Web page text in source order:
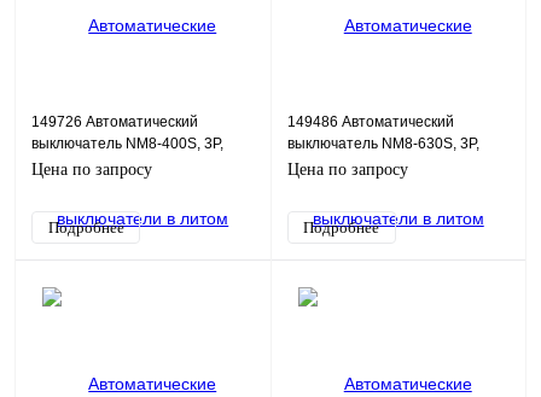
149726 Автоматический
выключатель NM8-400S, 3P,
400А, 70кА
Цена по запросу
Подробнее
149486 Автоматический
выключатель NM8-630S, 3P,
500А, 70кА
Цена по запросу
Подробнее